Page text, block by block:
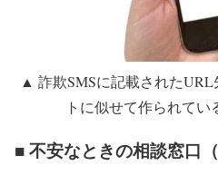
▲ 詐欺SMSに記載された
トに似せて作られてい
■ 不安なときの相談窓口